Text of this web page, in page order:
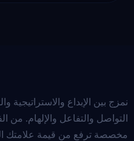
نمزج بين الإبداع
التواصل والتفاعل والإلهام. من
مخصصة ترفع من قيمة علامتك